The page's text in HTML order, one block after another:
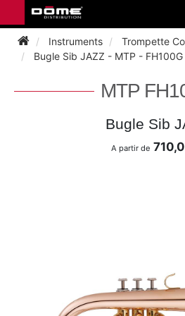
SAXHORN EUPHONIUM
CLARINETTE
Instruments Trompette
Bugle Sib JAZZ - MTP - FH100G
MTP
Bugle Sib
A partir de